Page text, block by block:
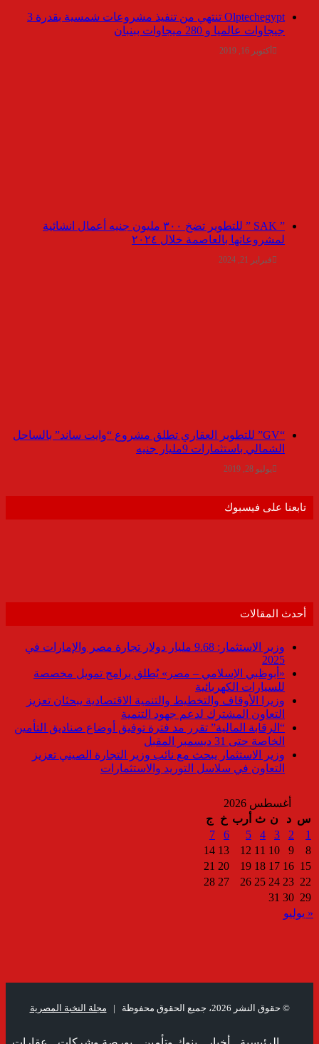
Olptechegypt تنتهي من تنفيذ مشروعات شمسية بقدرة 3
جيجاوات عالميا و 280 ميجاوات ببنبان
أكتوبر 16, 2019
” SAK ” للتطوير تضخ ٣٠٠ مليون جنيه أعمال انشائية
لمشروعاتها بالعاصمة خلال ٢٠٢٤
فبراير 21, 2024
“GV” للتطوير العقاري تطلق مشروع “وايت ساند” بالساحل
الشمالي باستثمارات 9مليار جنيه
يوليو 28, 2019
تابعنا على فيسبوك
أحدث المقالات
وزير الاستثمار: 9.68 مليار دولار تجارة مصر والإمارات في
2025
«أبوظبي الإسلامي – مصر» يُطلق برامج تمويل مخصصة
للسيارات الكهربائية
وزيرا الأوقاف والتخطيط والتنمية الاقتصادية يبحثان تعزيز
التعاون المشترك لدعم جهود التنمية
“الرقابة المالية” تقرر مد فترة توفيق أوضاع صناديق التأمين
الخاصة حتى 31 ديسمبر المقبل
وزير الاستثمار يبحث مع نائب وزير التجارة الصيني تعزيز
التعاون في سلاسل التوريد والاستثمارات
أغسطس 2026
س د ن ث أرب خ
ج
1
2
3
4
5
6
7
8
9
10
11
12
13
14
15
16
17
18
19
20
21
22
23
24
25
26
27
28
29
30
31
« يوليو
© حقوق النشر 2026، جميع الحقوق محفوظة | مجلة النخبة المصرية